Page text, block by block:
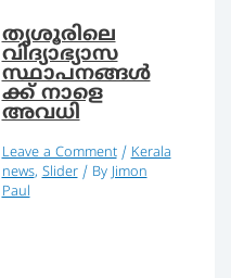
തൃശൂരിലെ
വിദ്യാഭ്യാസ
സ്ഥാപനങ്ങൾ
ക്ക് നാളെ
അവധി
Leave a Comment / Kerala
news, Slider/ By Jimon
Paul